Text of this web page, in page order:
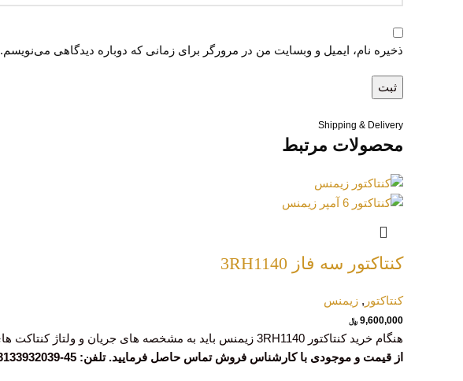
ذخیره نام، ایمیل و وبسایت من در مرورگر برای زمانی که دوباره دیدگاهی می‌نویسم.
Shipping & Delivery
محصولات مرتبط
کنتاکتور سه فاز 3RH1140
کنتاکتور , زیمنس
9,600,000 ﷼
هنگام خرید کنتاکتور 3RH1140 زیمنس باید به مشخصه های جریان و ولتاژ کنتاکت های آن نیز توجه کرد تا توانایی تحمل بار مورد نظر را داشته باشد.
از قیمت و موجودی با کارشناس فروش تماس حاصل فرمایید. تلفن: 45-03133932039 داخلی (113)